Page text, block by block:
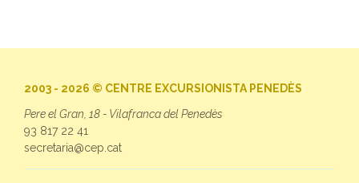
2003 - 2026 © CENTRE EXCURSIONISTA PENEDÈS
Pere el Gran, 18 - Vilafranca del Penedès
93 817 22 41
secretaria@cep.cat